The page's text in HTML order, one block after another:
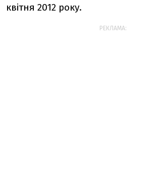
квітня 2012 року.
РЕКЛАМА: